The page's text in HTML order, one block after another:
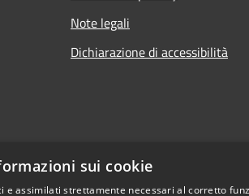
Note legali
Dichiarazione di accessibilità
sui cookie
e assimilati strettamente necessari al corretto